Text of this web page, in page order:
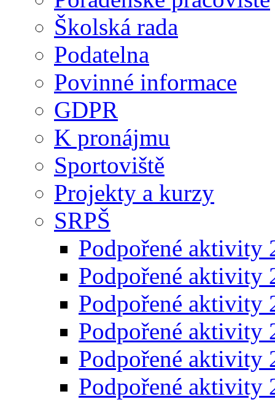
Školská rada
Podatelna
Povinné informace
GDPR
K pronájmu
Sportoviště
Projekty a kurzy
SRPŠ
Podpořené aktivity
Podpořené aktivity
Podpořené aktivity
Podpořené aktivity
Podpořené aktivity
Podpořené aktivity